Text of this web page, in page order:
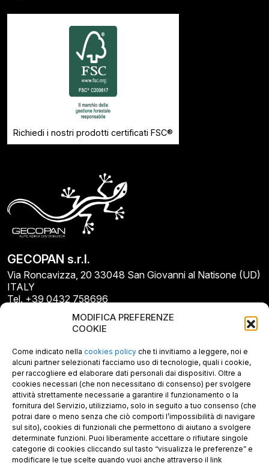
MODIFICA PREFERENZE
COOKIE
Come indicato nella cookies policy che ti invitiamo a leggere, noi e
alcuni partner selezionati facciamo uso di tecnologie, quali i cookie,
per raccogliere ed elaborare dati personali dai dispositivi. Oltre a
cookies necessari (che non necessitano di consenso) per svolgere
attività strettamente necessarie a garantire il funzionamento o la
fornitura del Servizio, utilizziamo, solo in seguito a tuo consenso (che
potrai dare o meno senza che ciò comporti l’impossibilità di navigare
sul sito), cookies di funzionali che permettono di aiutano a svolgere
determinate funzioni. Puoi liberamente accettare o rifiutare singole
categorie di cookies cliccando sul tasto “visualizza le preferenze” e
modificare le tue scelte quando vuoi anche attraverso il link
Richiedi i nostri prodotti certificati FSC®
GECOPAN s.r.l.
Via Roncavizza, 20 33048 San Giovanni al Natisone (UD)
ITALY
Tel. +39 0432 758696
E-mail: info@gecopan.it
E-mail PEC: gecopan@pec.it
P.I. E C.F. 02487660306
N. REA UD 264834
Capitale sociale € 30.000